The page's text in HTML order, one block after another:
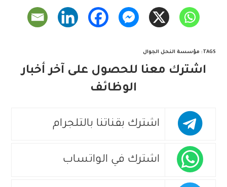
TAGS
: مؤسسة النحل الجوال
اشترك معنا للحصول على آخر أخبار
الوظائف
اشترك بقناتنا بالتلجرام
اشترك في الواتساب